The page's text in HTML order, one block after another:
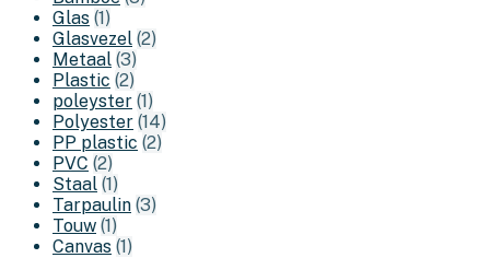
Glas (1)
Glasvezel (2)
Metaal (3)
Plastic (2)
poleyster (1)
Polyester (14)
PP plastic (2)
PVC (2)
Staal (1)
Tarpaulin (3)
Touw (1)
Canvas (1)